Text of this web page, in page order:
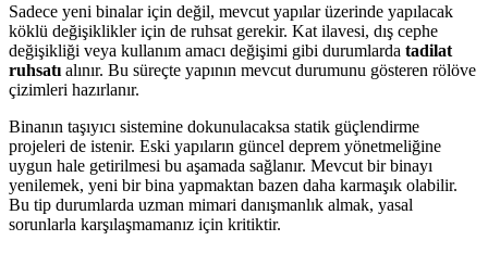
Sadece yeni binalar için değil, mevcut yapılar üzerinde yapılacak
köklü değişiklikler için de ruhsat gerekir. Kat ilavesi, dış cephe
değişikliği veya kullanım amacı değişimi gibi durumlarda tadilat
ruhsatı alınır. Bu süreçte yapının mevcut durumunu gösteren rölöve
çizimleri hazırlanır.
Binanın taşıyıcı sistemine dokunulacaksa statik güçlendirme
projeleri de istenir. Eski yapıların güncel deprem yönetmeliğine
uygun hale getirilmesi bu aşamada sağlanır. Mevcut bir binayı
yenilemek, yeni bir bina yapmaktan bazen daha karmaşık olabilir.
Bu tip durumlarda uzman mimari danışmanlık almak, yasal
sorunlarla karşılaşmamanız için kritiktir.